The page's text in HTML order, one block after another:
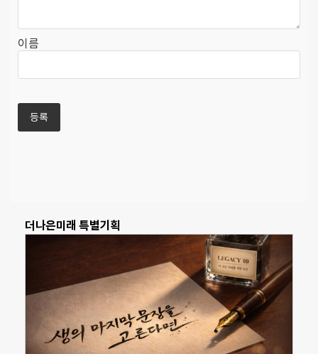
이름
더나은미래 특별기획